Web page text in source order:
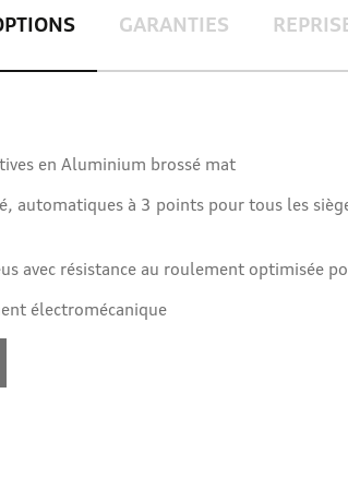
GARANTIES
en Aluminium brossé mat
automatiques à 3 points pour tous les
avec résistance au roulement optimisée
électromécanique